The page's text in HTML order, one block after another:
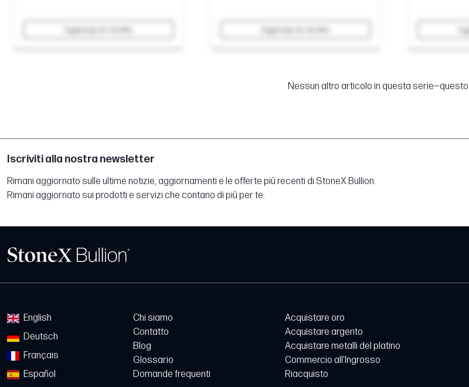
Aggiungi al carrello Aggiungi al carrello
Nessun altro articolo in questa serie—questo
Iscriviti alla nostra newsletter
Rimani aggiornato sulle ultime notizie, aggiornamenti e le offerte più recenti di StoneX Bullion.
Rimani aggiornato sui prodotti e servizi che contano di più per te.
English
Deutsch
Français
Español
Chi siamo
Contatto
Blog
Glossario
Domande frequenti
Acquistare oro
Acquistare argento
Acquistare metalli del platino
Commercio all'Ingrosso
Riacquisto